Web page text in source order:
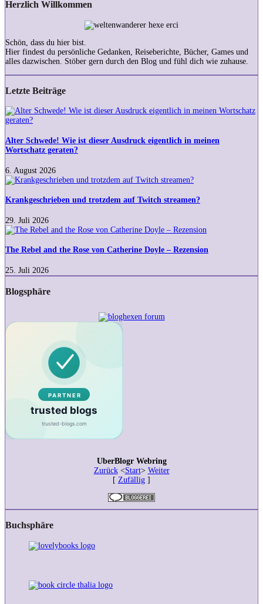
Herzlich Willkommen
Schön, dass du hier bist.
Hier findest du persönliche Gedanken, Reiseberichte, Bücher, Games und
alles dazwischen. Stöber gern durch den Blog und fühl dich wie zuhause.
Letzte Beiträge
Alter
Schwede!
ist
dieser
eigentlich
in
meinen
Wortschatz
geraten?
Alter Schwede! Wie ist dieser Ausdruck eigentlich in meinen
Wortschatz geraten?
6. August 2026
Krankgeschrieben
trotzdem
Twitch
streamen?
Krankgeschrieben und trotzdem auf Twitch streamen?
29. Juli 2026
The
and
Rose
von
Doyle
The Rebel and the Rose von Catherine Doyle – Rezension
25. Juli 2026
Blogsphäre
UberBlogr Webring
Zurück<Start> Weiter
[ Zufällig ]
Buchsphäre